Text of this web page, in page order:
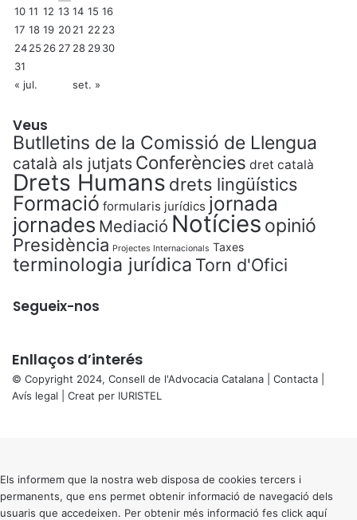
10 11 12 13 14 15 16
17 18 19 2021 22 23
2425 26 27 28 2930
31
« jul.
set. »
Veus
Butlletins de la Comissió de Llengua
català als jutjats Conferències dret català
Drets Humans drets lingüístics
Formació formularis jurídics jornada
jornades Mediació Notícies opinió
Presidència Projectes Internacionals Taxes
terminologia jurídica Torn d'Ofici
Segueix-nos
Enllaços d’interés
© Copyright 2024, Consell de l'Advocacia Catalana | Contacta
Avís legal | Creat per IURISTEL
button
Els informem que la nostra web disposa de cookies tercers i
permanents, que ens permet obtenir informació de navegació dels
usuaris que accedeixen. Per obtenir més informació fes click aquí